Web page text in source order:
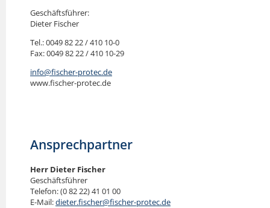
Geschäftsführer:
Dieter Fischer
Tel.: 0049 82 22 / 410 10-0
Fax: 0049 82 22 / 410 10-29
info@fischer-protec.de
www.fischer-protec.de
Ansprechpartner
Herr Dieter Fischer
Geschäftsführer
Telefon: (0 82 22) 41 01 00
E-Mail:dieter.fischer@fischer-protec.de